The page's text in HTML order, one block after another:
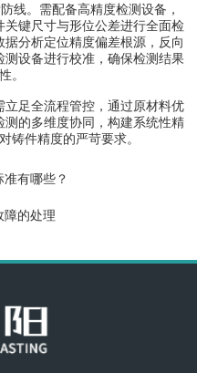
。需配备高精度检测设备，
键尺寸与形位公差进行全面检
分析定位精度偏差根源，反向
设备进行校准，确保检测结果
。
足全流程管控，通过原材料优
的多维度协同，构建系统性精
铸件精度的严苛要求。
有哪些？
障的处理